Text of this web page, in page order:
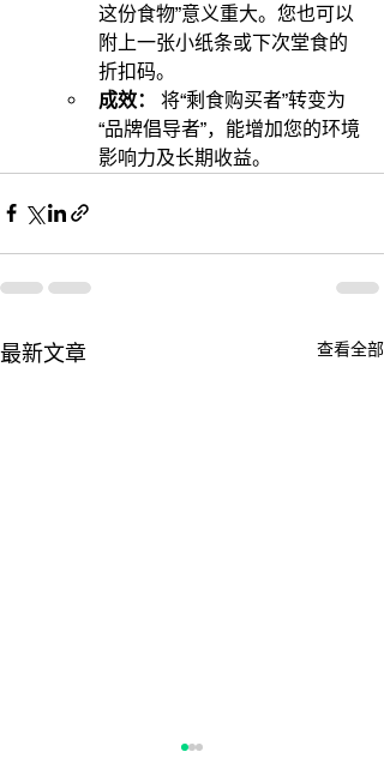
这份食物”意义重大。您也可以
附上一张小纸条或下次堂食的
折扣码。
成效：
将“剩食购买者”转变为
“品牌倡导者”，能增加您的环境
影响力及长期收益。
最新文章 查看全部